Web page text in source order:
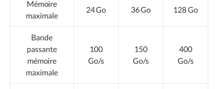
Mémoire
maximale
24 Go 36 Go 128 Go
Bande
passante
mémoire
maximale
100
Go/s
150
Go/s
400
Go/s